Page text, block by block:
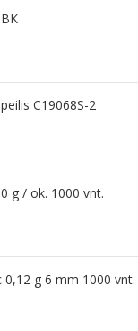
C19068S-2
g / ok. 1000 vnt.
g 6 mm 1000 vnt.